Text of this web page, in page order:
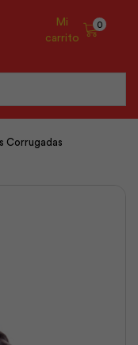
Mi
carrito
0
Corrugadas